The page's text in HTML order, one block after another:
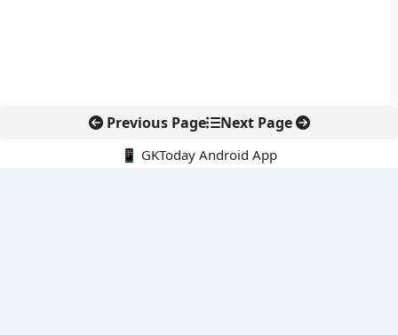
Previous Page Next Page
📱 GKToday Android App